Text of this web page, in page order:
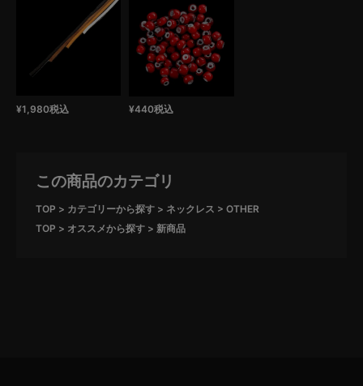
¥1,980税込 ¥440税込
この商品のカテゴリ
TOP カテゴリーから探す ネックレス
OTHER
TOP
オススメから探す 新商品